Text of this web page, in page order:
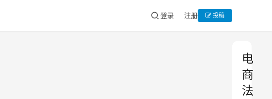
登录 注册 投稿
电
商
法